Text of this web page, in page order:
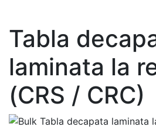
Tabla
laminata la
(CRS / CRC)